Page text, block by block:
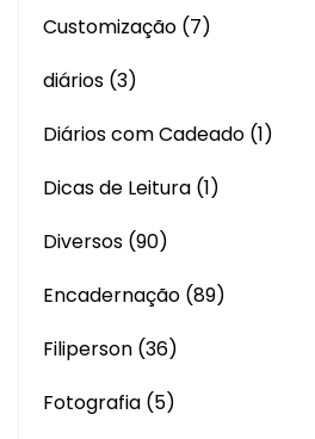
Customização (7)
diários (3)
Diários com Cadeado (1)
Dicas de Leitura (1)
Diversos (90)
Encadernação (89)
Filiperson (36)
Fotografia (5)